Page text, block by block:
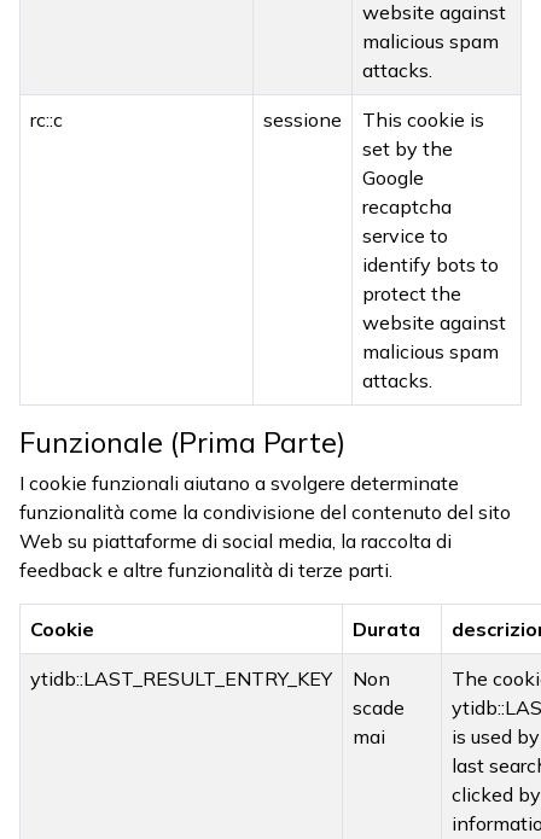
website against
malicious spam
attacks.
rc::c sessione
This cookie is
set by the
Google
recaptcha
service to
identify bots to
protect the
website against
malicious spam
attacks.
Funzionale (Prima Parte)
I cookie funzionali aiutano a svolgere determinate
funzionalità come la condivisione del contenuto del sito
Web su piattaforme di social media, la raccolta di
feedback e altre funzionalità di terze parti.
Cookie Durata
ytidb::LAST_RESULT_ENTRY_KEY
Non
scade
mai
The
is used
last
clicked